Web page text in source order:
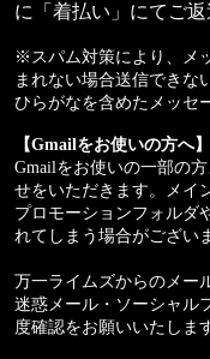
に「着払い」にてご
※スパム対策により、メ
まれない場合送信できな
ひらがなを含めたメッセ
【Gmailをお使いの方へ】
Gmailをお使いの一部の
せをいただきます。メイ
プロモーションフォルダ
れてしまう場合がござい
万一ライムズからのメー
迷惑メール・ソーシャル
度確認をお願いいたしま